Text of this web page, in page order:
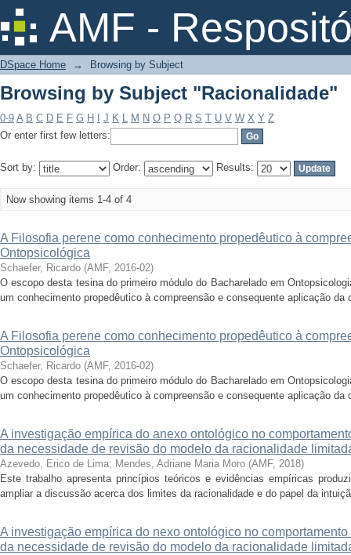
AMF -
Browsing by Subject "Racionalidade"
DSpace Home → Browsing by Subject
Browsing by Subject "Racionalidade"
0-9 A B C D E F G H J K L M N O P Q R S T U V W X Y Z
Or enter first few letters:
Sort by: Order: Results:
Now showing items 1-4 of 4
A Filosofia perene como conhecimento propedêutico à
Ontopsicológica
Schaefer, Ricardo (AMF, 2016-02)
O escopo desta tesina do primeiro módulo do Bacharelado em
um conhecimento propedêutico à compreensão e consequente aplicação
A Filosofia perene como conhecimento propedêutico à
Ontopsicológica
Schaefer, Ricardo (AMF, 2016-02)
O escopo desta tesina do primeiro módulo do Bacharelado em
um conhecimento propedêutico à compreensão e consequente aplicação
A investigação empírica do anexo ontológico no
da necessidade de revisão do modelo da racionalidade
Azevedo, Erico de Lima; Mendes, Adriane Maria Moro (AMF, 2018)
Este trabalho apresenta princípios teóricos e evidências empíricas
ampliar a discussão acerca dos limites da racionalidade e do papel da
A investigação empírica do nexo ontológico no
da necessidade de revisão do modelo da racionalidade